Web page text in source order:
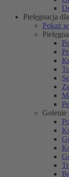
Pielęgnacja
Pokaż
Golenie